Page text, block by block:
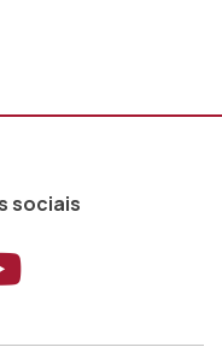
sociais
ao ao
Aceder